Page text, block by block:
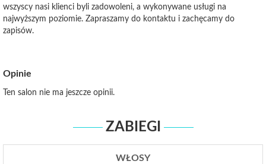
wszyscy nasi klienci byli zadowoleni, a wykonywane usługi na
najwyższym poziomie. Zapraszamy do kontaktu i zachęcamy do
zapisów.
Opinie
Ten salon nie ma jeszcze opinii.
ZABIEGI
WŁOSY